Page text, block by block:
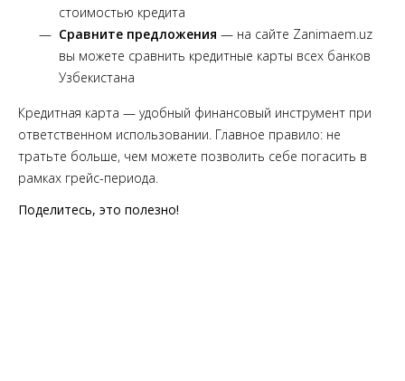
стоимостью кредита
Сравните предложения — на сайте Zanimaem.uz
вы можете сравнить кредитные карты всех банков
Узбекистана
Кредитная карта — удобный финансовый инструмент при
ответственном использовании. Главное правило: не
тратьте больше, чем можете позволить себе погасить в
рамках грейс-периода.
Поделитесь, это полезно!